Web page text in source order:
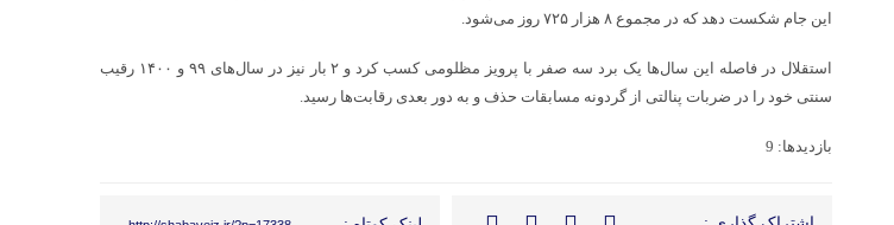
این جام شکست دهد که در مجموع ۸ هزار ۷۲۵ روز می‌شود.
استقلال در فاصله این سال‌ها یک برد سه صفر با پرویز مظلومی کسب کرد و ۲ بار نیز در سال‌های ۹۹ و ۱۴۰۰ رقیب
سنتی خود را در ضربات پنالتی از گردونه مسابقات حذف و به دور بعدی رقابت‌ها رسید.
بازدیدها: 9